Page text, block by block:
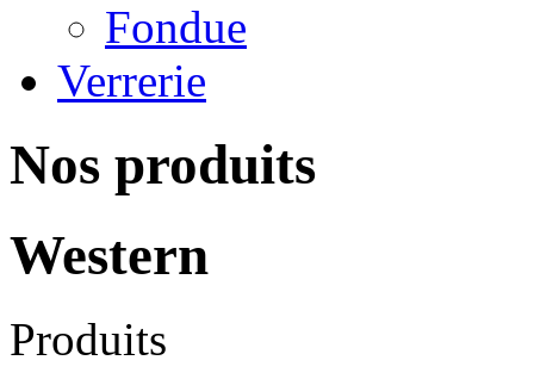
Fondue
Verrerie
Nos produits
Western
Produits